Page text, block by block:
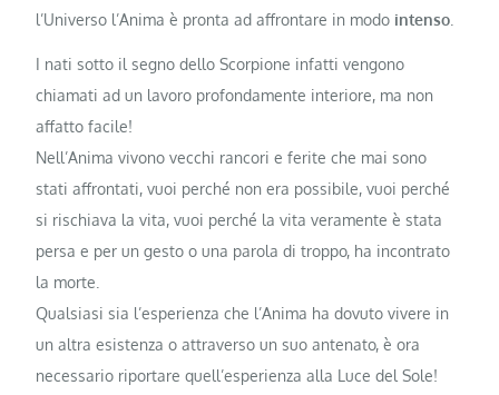
l’Universo l’Anima è pronta ad affrontare in modo intenso
I nati sotto il segno dello Scorpione infatti vengono
chiamati ad un lavoro profondamente interiore, ma non
affatto facile!
Nell’Anima vivono vecchi rancori e ferite che mai sono
stati affrontati, vuoi perché non era possibile, vuoi perché
si rischiava la vita, vuoi perché la vita veramente è stata
persa e per un gesto o una parola di troppo, ha incontrato
la morte.
Qualsiasi sia l’esperienza che l’Anima ha dovuto vivere in
un altra esistenza o attraverso un suo antenato, è ora
necessario riportare quell’esperienza alla Luce del Sole!